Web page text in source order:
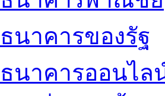
ธนาคารของรัฐ
ธนาคารออนไล